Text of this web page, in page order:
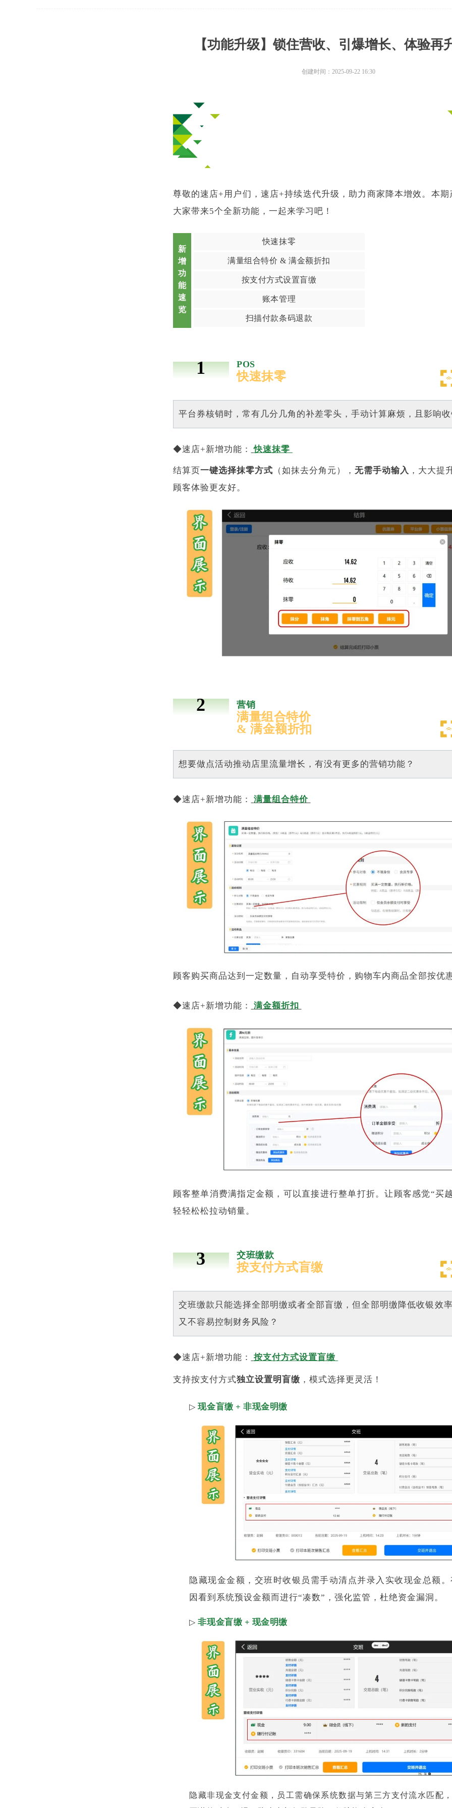
【功能升级】锁住营收、引爆增长、体验再
尊敬的速店+用户们，速店+持续迭代升级，助力商家降本增效。本
大家带来5个全新功能，一起来学习吧！
新
增
功
能
速
览
快速抹零
满量组合特价 & 满金额折扣
按支付方式设置盲缴
账本管理
扫描付款条码退款
1 POS
快速抹零
平台券核销时，常有几分几角的补差零头，手动计算麻烦，且影响
◆速店+新增功能： 快速抹零
结算页一键选择抹零方式 （如抹去分角元）， 无需手动输入 ，大大提
顾客体验更友好。
2 营销
满量组合特价
& 满金额折扣
想要做点活动推动店里流量增长，有没有更多的营销功能？
◆速店+新增功能： 满量组合特价
顾客购买商品达到一定数量，自动享受特价，购物车内商品全部按优
◆速店+新增功能： 满金额折扣
顾客整单消费满指定金额，可以直接进行整单打折。让顾客感觉“买
轻轻松松拉动销量。
3 交班缴款
按支付方式盲缴
交班缴款只能选择全部明缴或者全部盲缴，但全部明缴降低收银效
又不容易控制财务风险？
◆速店+新增功能： 按支付方式设置盲缴
支持按支付方式独立设置明盲缴 ，模式选择更灵活！
▷现金盲缴 + 非现金明缴
隐藏现金金额，交班时收银员需手动清点并录入实收现金总额
因看到系统预设金额而进行“凑数”，强化监管，杜绝资金漏洞。
▷非现金盲缴 + 现金明缴
隐藏非现金支付金额，员工需确保系统数据与第三方支付流水匹配
创建时间： 2025-09-22 16:30